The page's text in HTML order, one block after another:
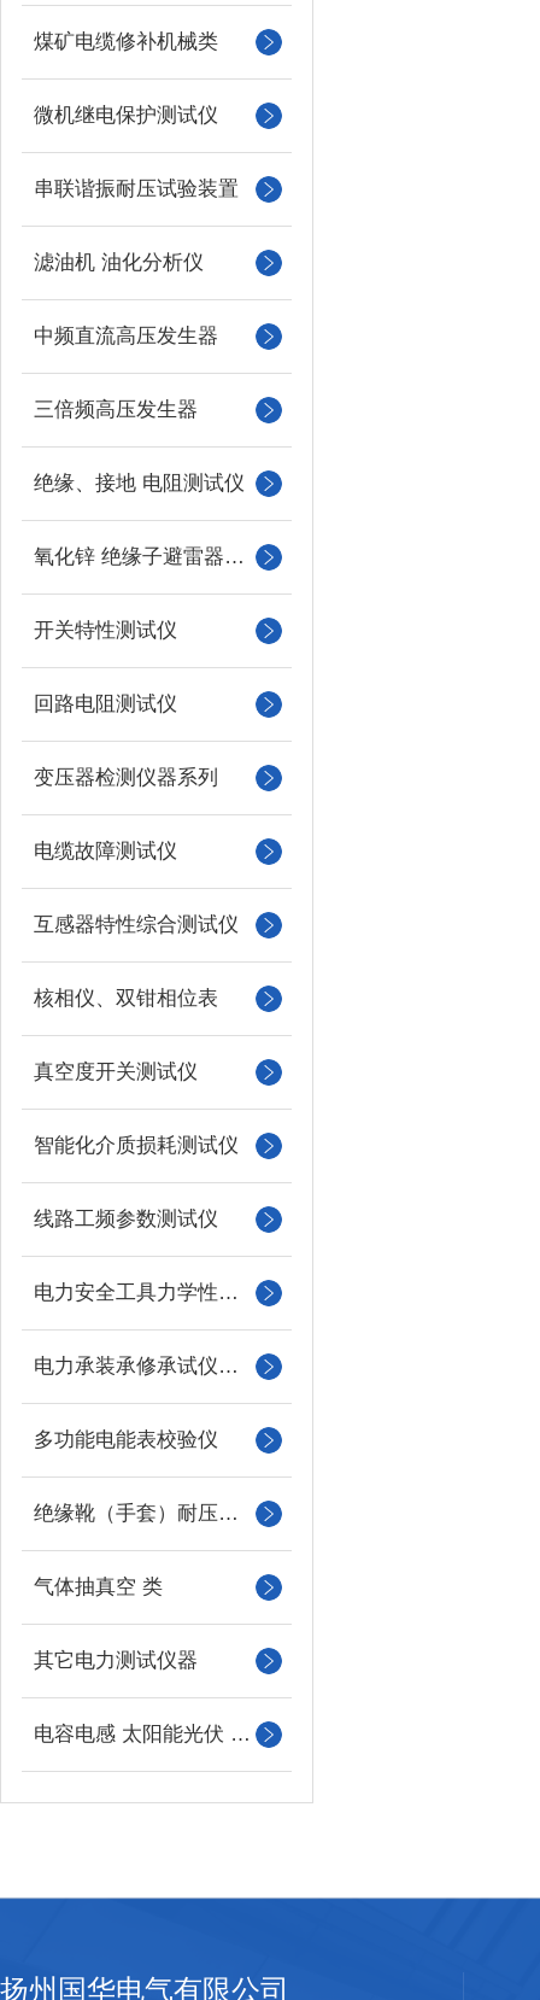
煤矿电缆修补机械类
微机继电保护测试仪
串联谐振耐压试验装置
滤油机 油化分析仪
中频直流高压发生器
三倍频高压发生器
绝缘、接地 电阻测试仪
氧化锌 绝缘子避雷器测试
开关特性测试仪
回路电阻测试仪
变压器检测仪器系列
电缆故障测试仪
互感器特性综合测试仪
核相仪、双钳相位表
真空度开关测试仪
智能化介质损耗测试仪
线路工频参数测试仪
电力安全工具力学性能试验机
电力承装承修承试仪器仪表
多功能电能表校验仪
绝缘靴（手套）耐压测试成套装置
气体抽真空 类
其它电力测试仪器
电容电感 太阳能光伏 系列
扬州国华电气有限公司